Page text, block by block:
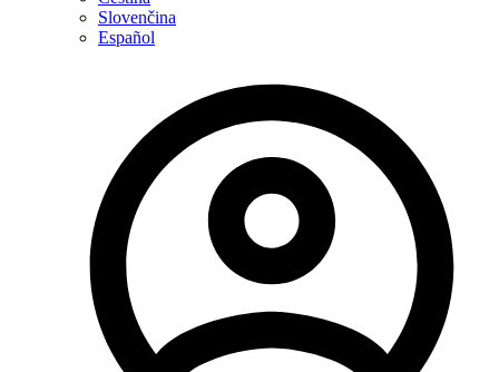
Slovenčina
Español